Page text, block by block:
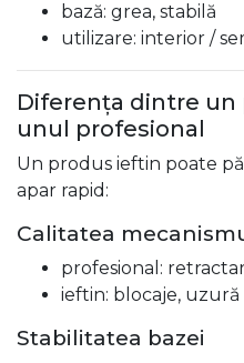
bază: grea, stabilă
utilizare: interior /
Diferența dintre un
unul profesional
Un produs ieftin poate
apar rapid:
Calitatea
profesional:
ieftin: blocaje, uzură
Stabilitatea bazei